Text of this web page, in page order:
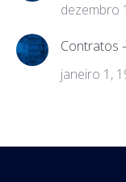
dezembro
Contratos
janeiro 1,